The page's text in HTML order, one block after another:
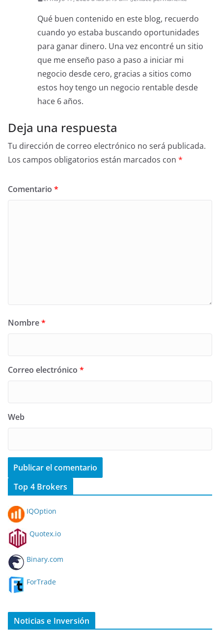
Qué buen contenido en este blog, recuerdo
cuando yo estaba buscando oportunidades
para ganar dinero. Una vez encontré un sitio
que me enseño paso a paso a iniciar mi
negocio desde cero, gracias a sitios como
estos hoy tengo un negocio rentable desde
hace 6 años.
Deja una respuesta
Tu dirección de correo electrónico no será publicada.
Los campos obligatorios están marcados con *
Comentario *
Nombre*
Correo electrónico *
Web
Top 4 Brokers
IQOption
Quotex.io
Binary.com
ForTrade
Noticias e Inversión